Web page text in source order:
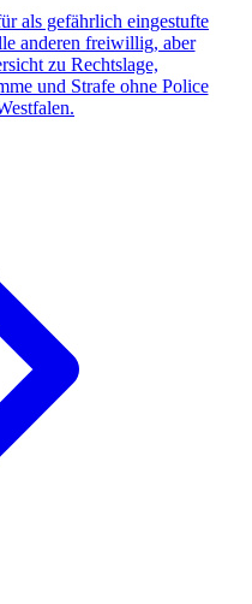
als gefährlich eingestufte
anderen freiwillig, aber
zu Rechtslage,
und Strafe ohne Police